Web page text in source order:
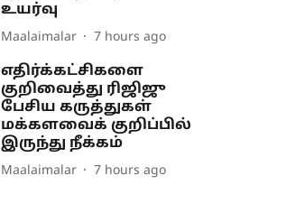
உயர்வு
Maalaimalar 7 hours ago
எதிர்க்கட்சிகளை
குறிவைத்து ரிஜிஜு
பேசிய கருத்துகள்
மக்களவைக் குறிப்பில்
இருந்து நீக்கம்
Maalaimalar 7 hours ago